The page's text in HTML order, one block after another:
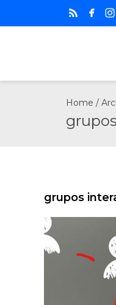
Home /
grupos